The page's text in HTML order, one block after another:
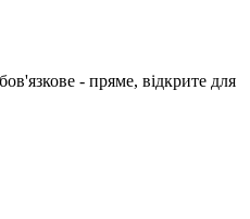
- пряме, відкрите для